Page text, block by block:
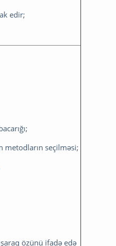
edir;
metodların seçilməsi;
özünü ifadə edə